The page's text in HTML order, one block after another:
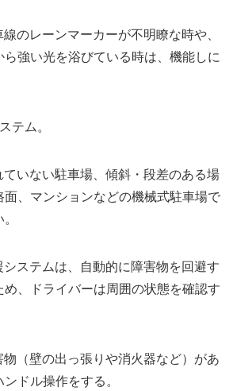
のレーンマーカーが不明瞭な時や、
強い光を浴びている時は、機能しに
テム。
いない駐車場、傾斜・段差のある場
面、マンションなどの機械式駐車場で
ステムは、自動的に障害物を回避す
め、ドライバーは周囲の状態を確認す
（壁の出っ張りや消火器など）があ
ドル操作をする。